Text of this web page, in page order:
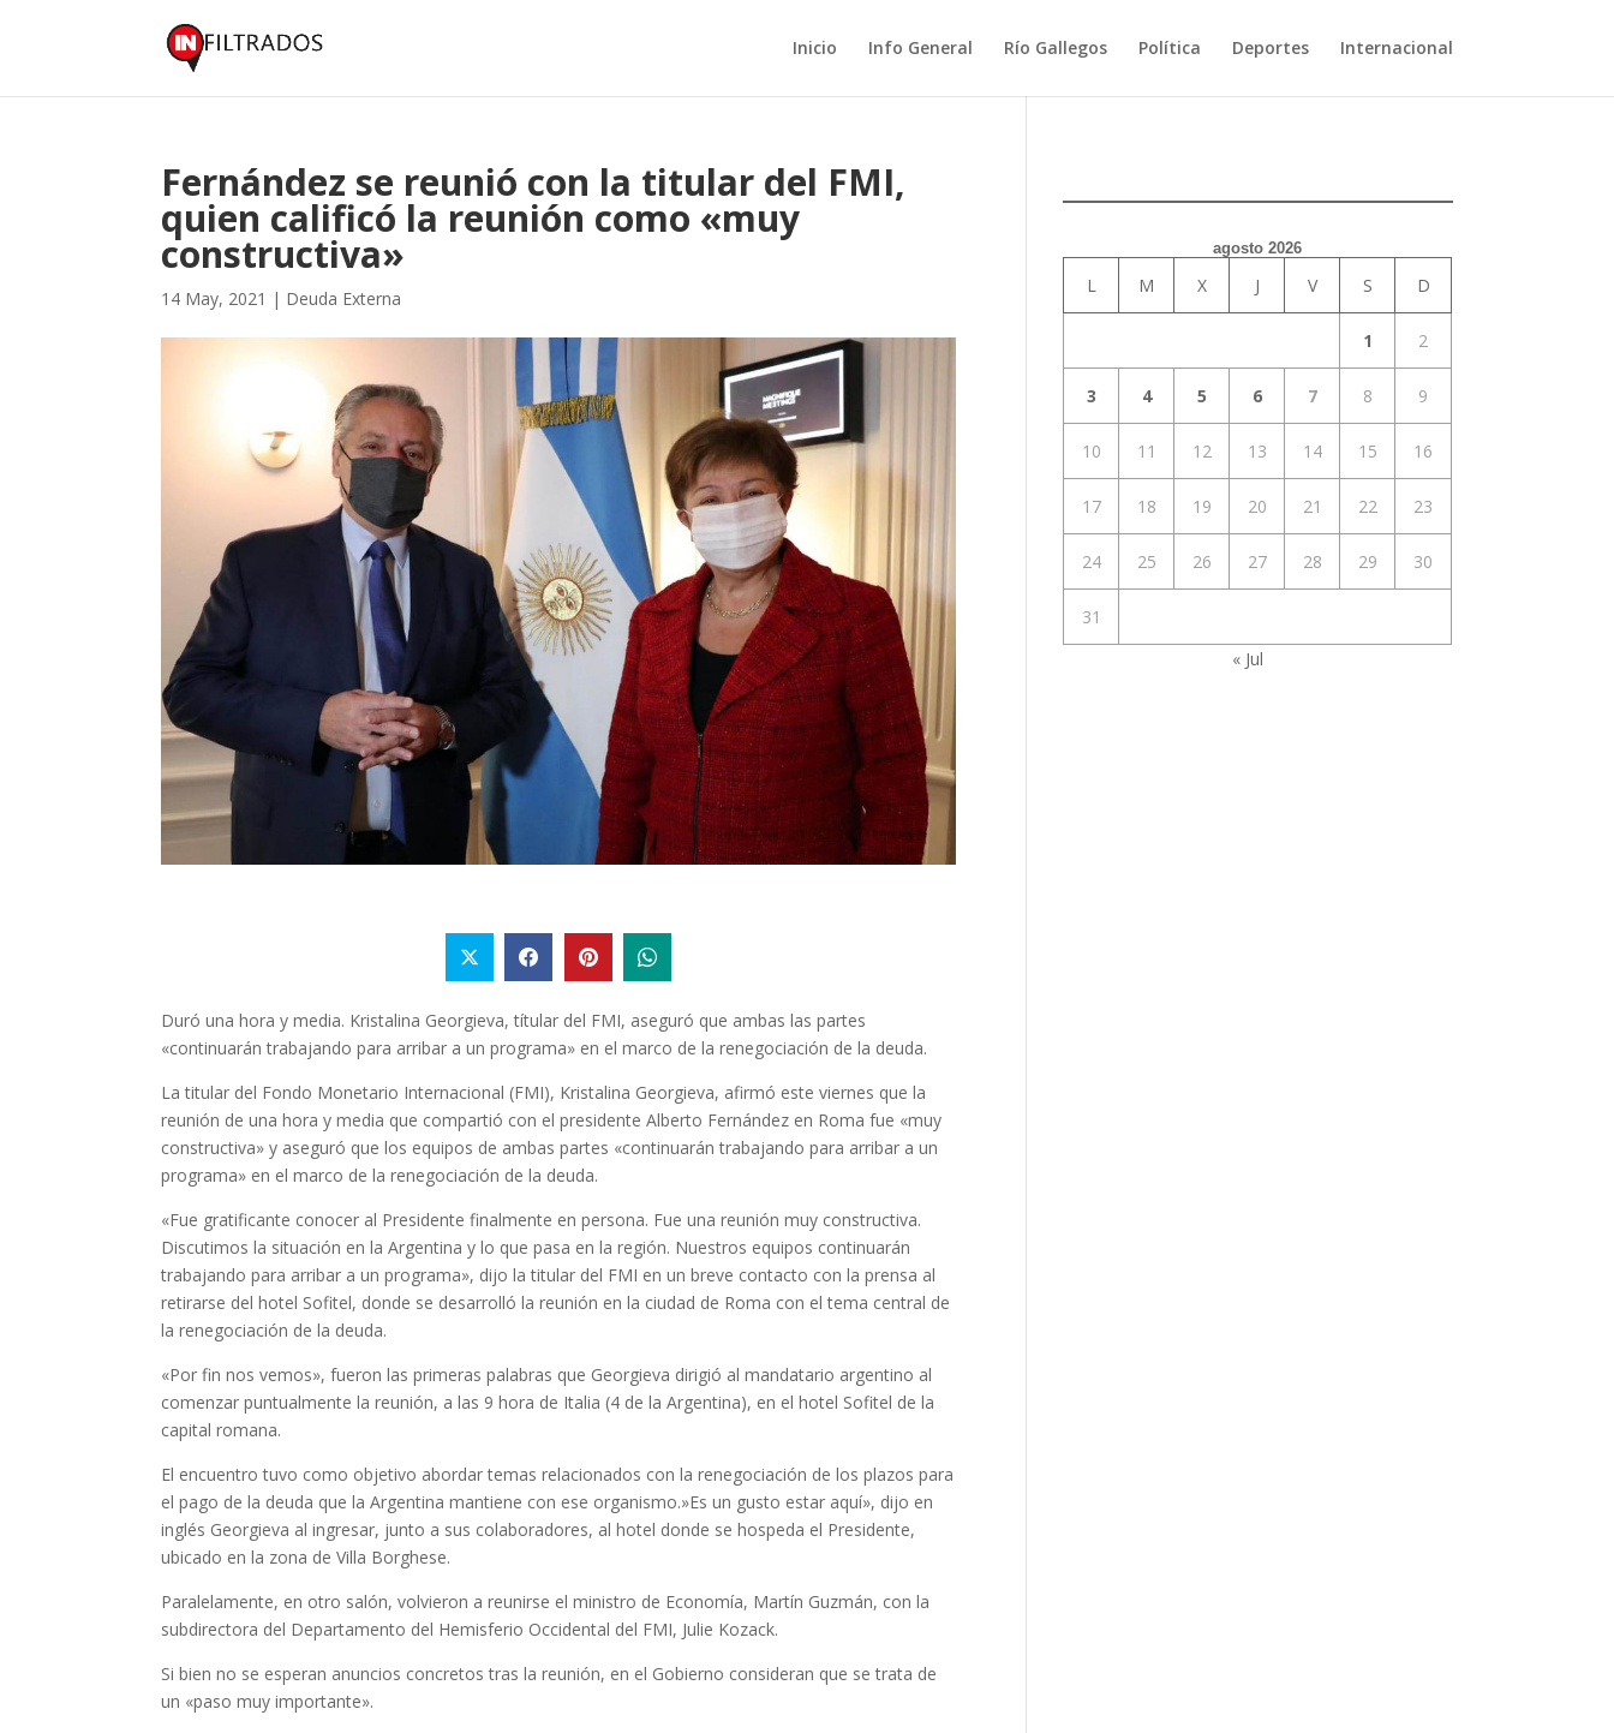
Inicio Info General Río Gallegos Política Deportes Internacional
Fernández se reunió con la titular del FMI,
quien calificó la reunión como «muy
constructiva»
14 May, 2021 | Deuda Externa
Duró una hora y media. Kristalina Georgieva, títular del FMI, aseguró que ambas las partes
«continuarán trabajando para arribar a un programa» en el marco de la renegociación de la deuda.
La titular del Fondo Monetario Internacional (FMI), Kristalina Georgieva, afirmó este viernes que la
reunión de una hora y media que compartió con el presidente Alberto Fernández en Roma fue «muy
constructiva» y aseguró que los equipos de ambas partes «continuarán trabajando para arribar a un
programa» en el marco de la renegociación de la deuda.
«Fue gratificante conocer al Presidente finalmente en persona. Fue una reunión muy constructiva.
Discutimos la situación en la Argentina y lo que pasa en la región. Nuestros equipos continuarán
trabajando para arribar a un programa», dijo la titular del FMI en un breve contacto con la prensa al
retirarse del hotel Sofitel, donde se desarrolló la reunión en la ciudad de Roma con el tema central de
la renegociación de la deuda.
«Por fin nos vemos», fueron las primeras palabras que Georgieva dirigió al mandatario argentino al
comenzar puntualmente la reunión, a las 9 hora de Italia (4 de la Argentina), en el hotel Sofitel de la
capital romana.
El encuentro tuvo como objetivo abordar temas relacionados con la renegociación de los plazos para
el pago de la deuda que la Argentina mantiene con ese organismo.»Es un gusto estar aquí», dijo en
inglés Georgieva al ingresar, junto a sus colaboradores, al hotel donde se hospeda el Presidente,
ubicado en la zona de Villa Borghese.
Paralelamente, en otro salón, volvieron a reunirse el ministro de Economía, Martín Guzmán, con la
subdirectora del Departamento del Hemisferio Occidental del FMI, Julie Kozack.
Si bien no se esperan anuncios concretos tras la reunión, en el Gobierno consideran que se trata de
un «paso muy importante».
agosto 2026
L M X J V S D
1 2
3 4 5 6 7 8 9
10 11 12 13 14 15 16
17 18 19 20 21 22 23
24 25 26 27 28 29 30
31
« Jul